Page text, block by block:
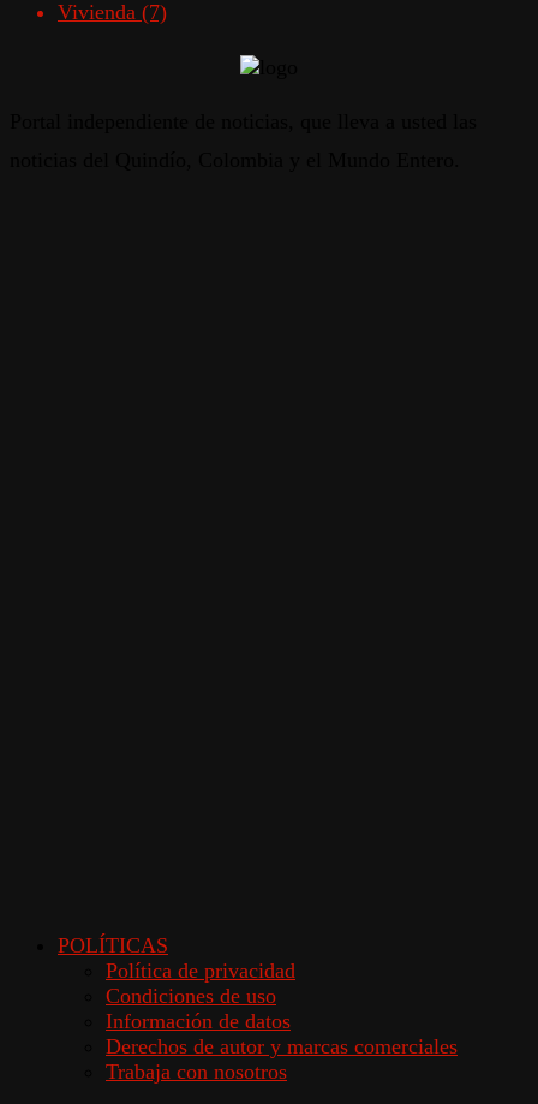
Vivienda (7)
POLÍTICAS
Política de privacidad
Condiciones de uso
Información de datos
Derechos de autor y marcas comerciales
Trabaja con nosotros